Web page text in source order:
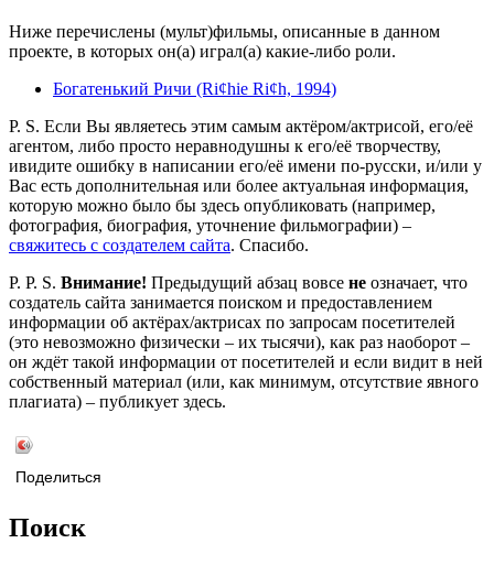
Ниже перечислены (мульт)фильмы, описанные в данном
проекте, в которых он(а) играл(а) какие-либо роли.
Богатенький Ричи (Ri¢hie Ri¢h, 1994)
P. S. Если Вы являетесь этим самым актёром/актрисой, его/её
агентом, либо просто неравнодушны к его/её творчеству,
ивидите ошибку в написании его/её имени по-русски, и/или у
Вас есть дополнительная или более актуальная информация,
которую можно было бы здесь опубликовать (например,
фотография, биография, уточнение фильмографии) –
свяжитесь с создателем сайта. Спасибо.
P. P. S. Внимание! Предыдущий абзац вовсе не означает, что
создатель сайта занимается поиском и предоставлением
информации об актёрах/актрисах по запросам посетителей
(это невозможно физически – их тысячи), как раз наоборот –
он ждёт такой информации от посетителей и если видит в ней
собственный материал (или, как минимум, отсутствие явного
плагиата) – публикует здесь.
Поделиться
Поиск